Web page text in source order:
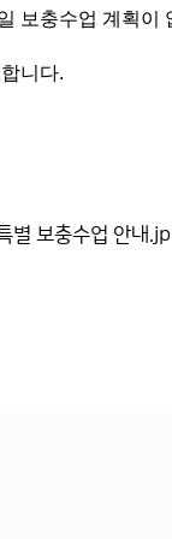
보충수업 계획이
니다.